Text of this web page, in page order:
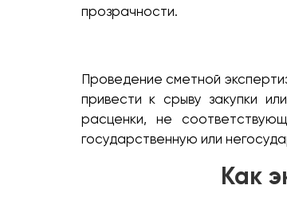
прозрачности.
Проведение сметной
привести к срыву закупки
расценки, не
государственную или
Как